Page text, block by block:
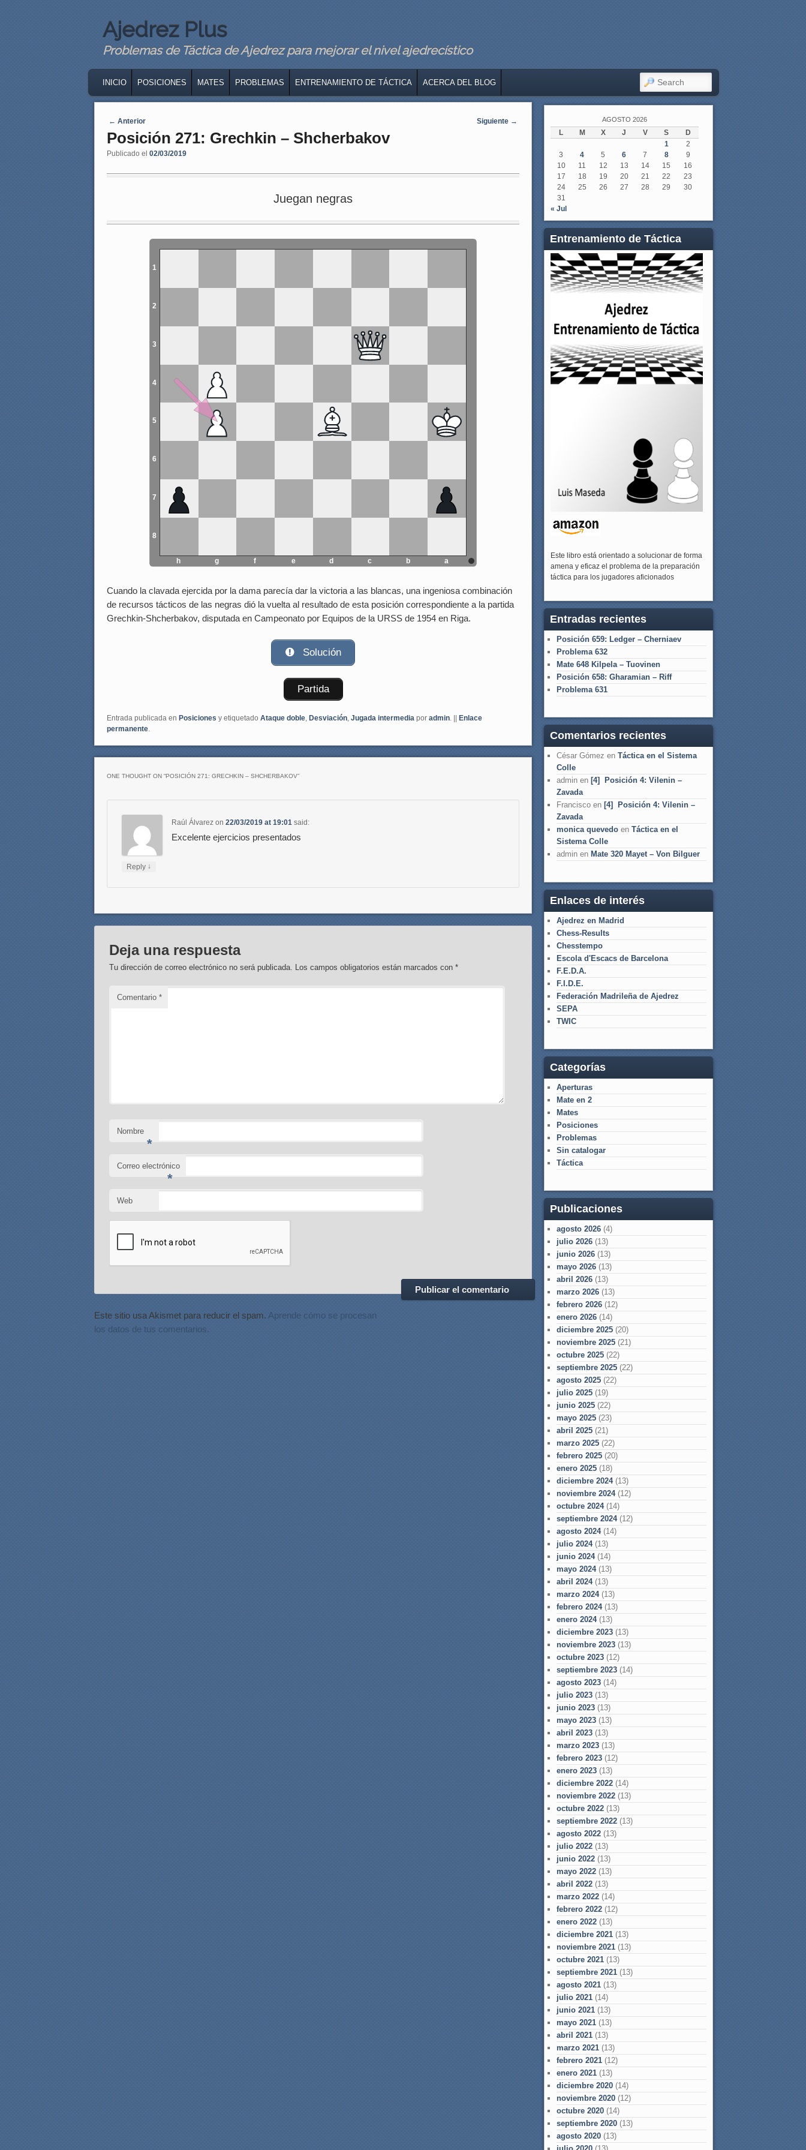
Ajedrez Plus
Problemas de Táctica de Ajedrez para mejorar el nivel ajedrecístico
SKIP TO PRIMARY CONTENT
SKIP TO SECONDARY CONTENT
INICIO POSICIONES MATES PROBLEMAS ENTRENAMIENTO DE TÁCTICA ACERCA DEL BLOG SEARCH
Navegaci�n de entradas
← Anterior Siguiente →
Posición 271: Grechkin – Shcherbakov
Publicado el 02/03/2019
Juegan negras
1
2
3
4
5
6
7
8
h g f e d c b a
Cuando la clavada ejercida por la dama parecía dar la victoria a las blancas, una ingeniosa combinación
de recursos tácticos de las negras dió la vuelta al resultado de esta posición correspondiente a la partida
Grechkin-Shcherbakov, disputada en Campeonato por Equipos de la URSS de 1954 en Riga.
Solución
Partida
Entrada publicada en Posiciones y etiquetado Ataque doble, Desviación, Jugada intermedia por admin. ||
Enlace
permanente.
ONE THOUGHT ON “POSICIÓN 271: GRECHKIN – SHCHERBAKOV”
Raúl Álvarez on22/03/2019 at 19:01 said:
Excelente ejercicios presentados
Reply ↓
Deja una respuesta
Tu dirección de correo electrónico no será publicada. Los campos obligatorios están marcados con*
Comentario*
Nombre
*
Correo electrónico
*
Web
Este sitio usa Akismet para reducir el spam. Aprende cómo se procesan
los datos de tus comentarios.
AGOSTO 2026
L M X J V S
D
1
2
3
4 5 6 7 8
9
10
11 12 13 14 15
16
17
18 19 20 21 22
23
24
25 26 27 28 29
30
31
« Jul
Entrenamiento de Táctica
Este libro está orientado a solucionar de forma
amena y eficaz el problema de la preparación
táctica para los jugadores aficionados
Entradas recientes
Posición 659: Ledger – Cherniaev
Problema 632
Mate 648 Kilpela – Tuovinen
Posición 658: Gharamian – Riff
Problema 631
Comentarios recientes
César Gómez en Táctica en el Sistema
Colle
admin en [4] Posición 4: Vilenin –
Zavada
Francisco en [4] Posición 4: Vilenin –
Zavada
monica quevedo en Táctica en el
Sistema Colle
admin en Mate 320 Mayet – Von Bilguer
Enlaces de interés
Ajedrez en Madrid
Chess-Results
Chesstempo
Escola d'Escacs de Barcelona
F.E.D.A.
F.I.D.E.
Federación Madrileña de Ajedrez
SEPA
TWIC
Categorías
Aperturas
Mate en 2
Mates
Posiciones
Problemas
Sin catalogar
Táctica
Publicaciones
agosto 2026 (4)
julio 2026 (13)
junio 2026 (13)
mayo 2026 (13)
abril 2026 (13)
marzo 2026 (13)
febrero 2026 (12)
enero 2026 (14)
diciembre 2025 (20)
noviembre 2025 (21)
octubre 2025 (22)
septiembre 2025 (22)
agosto 2025 (22)
julio 2025 (19)
junio 2025 (22)
mayo 2025 (23)
abril 2025 (21)
marzo 2025 (22)
febrero 2025 (20)
enero 2025 (18)
diciembre 2024(13)
noviembre 2024(12)
octubre 2024(14)
septiembre 2024(12)
agosto 2024(14)
julio 2024(13)
junio 2024(14)
mayo 2024(13)
abril 2024(13)
marzo 2024(13)
febrero 2024(13)
enero 2024(13)
diciembre 2023 (13)
noviembre 2023 (13)
octubre 2023 (12)
septiembre 2023 (14)
agosto 2023 (14)
julio 2023 (13)
junio 2023 (13)
mayo 2023 (13)
abril 2023 (13)
marzo 2023 (13)
febrero 2023 (12)
enero 2023 (13)
diciembre 2022 (14)
noviembre 2022 (13)
octubre 2022 (13)
septiembre 2022 (13)
agosto 2022 (13)
julio 2022 (13)
junio 2022 (13)
mayo 2022 (13)
abril 2022 (13)
marzo 2022 (14)
febrero 2022 (12)
enero 2022 (13)
diciembre 2021 (13)
noviembre 2021 (13)
octubre 2021 (13)
septiembre 2021 (13)
agosto 2021 (13)
julio 2021 (14)
junio 2021 (13)
mayo 2021 (13)
abril 2021 (13)
marzo 2021 (13)
febrero 2021 (12)
enero 2021 (13)
diciembre 2020 (14)
noviembre 2020 (12)
octubre 2020 (14)
septiembre 2020 (13)
agosto 2020 (13)